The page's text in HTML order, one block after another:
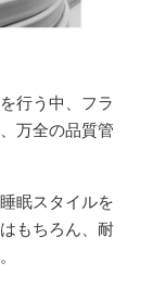
行う中、フラ
万全の品質管
眠スタイルを
もちろん、耐